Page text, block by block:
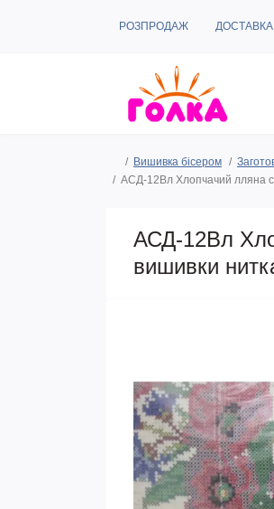
РОЗПРОДАЖ
Вишивка бісером
АСД-12Вл Хлопчачий лляна
АСД-12Вл
вишивки